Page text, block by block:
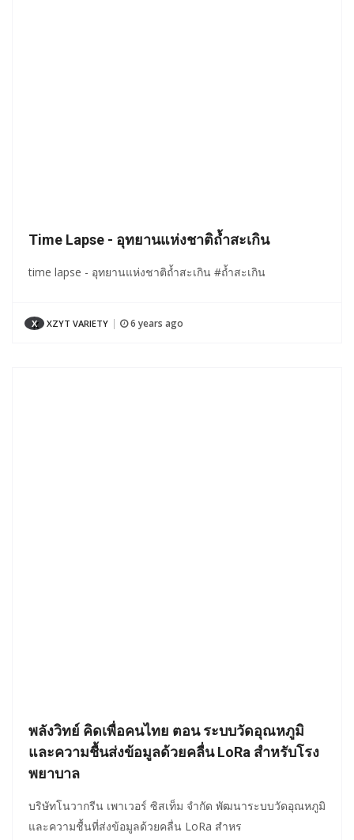
Time Lapse - อุทยานแห่งชาติถ้ำสะเกิน
time lapse - อุทยานแห่งชาติถ้ำสะเกิน #ถ้ำสะเกิน
X XZYT VARIETY 6 years ago
พลังวิทย์ คิดเพื่อคนไทย ตอน ระบบวัดอุณหภูมิ
และความชื้นส่งข้อมูลด้วยคลื่น LoRa สำหรับโรง
พยาบาล
บริษัทโนวากรีน เพาเวอร์ ซิสเท็ม จำกัด พัฒนาระบบวัดอุณหภูมิ
และความชื้นที่ส่งข้อมูลด้วยคลื่น LoRa สำหร